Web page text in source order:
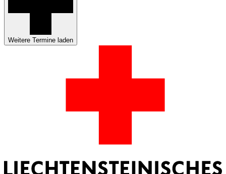
Weitere Termine laden